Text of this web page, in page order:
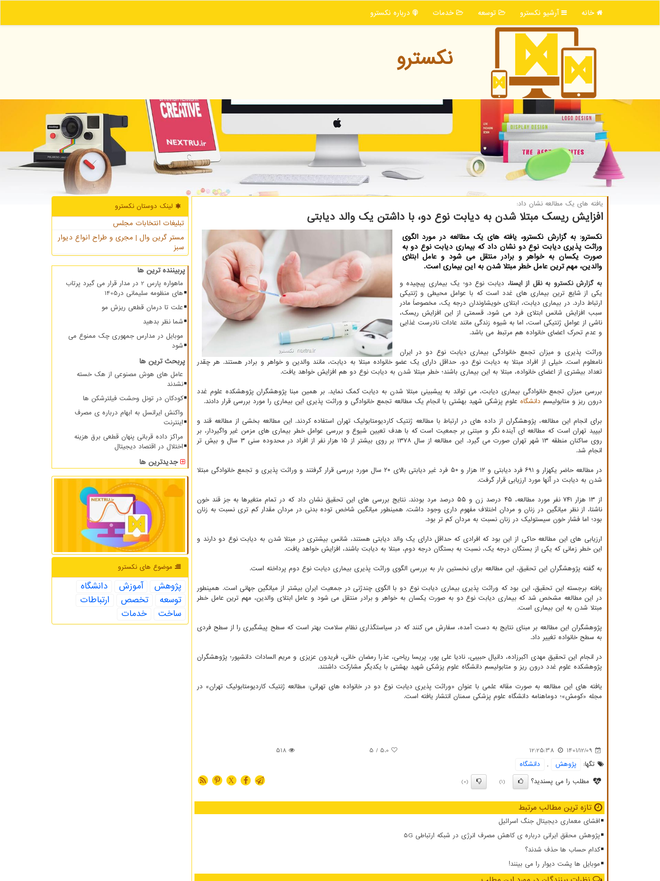
خانه آرشیو نكسترو توسعه خدمات درباره نكسترو
نكسترو
یافته های یك مطالعه نشان داد:
افزایش ریسک مبتلا شدن به دیابت نوع دو، با داشتن یک والد دیابتی
نکسترو: به گزارش نکسترو، یافته های یک مطالعه در مورد الگوی
وراثت پذیری دیابت نوع دو نشان داد که بیماری دیابت نوع دو به
صورت یکسان به خواهر و برادر منتقل می شود و عامل ابتلای
والدین، مهم ترین عامل خطر مبتلا شدن به این بیماری است.
به گزارش نکسترو به نقل از ایسنا، دیابت نوع دو؛ یک بیماری پیچیده و
یکی از شایع ترین بیماری های غدد است که با عوامل محیطی و ژنتیکی
ارتباط دارد. در بیماری دیابت، ابتلای خویشاوندان درجه یک، مخصوصاً مادر
سبب افزایش شانس ابتلای فرد می شود. قسمتی از این افزایش ریسک،
ناشی از عوامل ژنتیکی است، اما به شیوه زندگی مانند عادات نادرست غذایی
و عدم تحرک اعضای خانواده هم مرتبط می باشد.
وراثت پذیری و میزان تجمع خانوادگی بیماری دیابت نوع دو در ایران
نامعلوم است. خیلی از افراد مبتلا به دیابت نوع دو، حداقل دارای یک عضو خانواده مبتلا به دیابت، مانند والدین و خواهر و برادر هستند. هر چقدر
تعداد بیشتری از اعضای خانواده، مبتلا به این بیماری باشند؛ خطر مبتلا شدن به دیابت نوع دو هم افزایش خواهد یافت.
بررسی میزان تجمع خانوادگی بیماری دیابت، می تواند به پیشبینی مبتلا شدن به دیابت کمک نماید. بر همین مبنا پژوهشگران پژوهشکده علوم غدد
درون ریز و متابولیسم دانشگاه علوم پزشکی شهید بهشتی با انجام یک مطالعه تجمع خانوادگی و وراثت پذیری این بیماری را مورد بررسی قرار دادند.
برای انجام این مطالعه، پژوهشگران از داده های در ارتباط با مطالعه ژنتیک کاردیومتابولیک تهران استفاده کردند. این مطالعه بخشی از مطالعه قند و
لیپید تهران است که مطالعه ای آینده نگر و مبتنی بر جمعیت است که با هدف تعیین شیوع و بررسی عوامل خطر بیماری های مزمن غیر واگیردار، بر
روی ساکنان منطقه ۱۳ شهر تهران صورت می گیرد. این مطالعه از سال ۱۳۷۸ بر روی بیشتر از ۱۵ هزار نفر از افراد در محدوده سنی ۳ سال و بیش تر
انجام شد.
در مطالعه حاضر یکهزار و ۶۹۱ فرد دیابتی و ۱۲ هزار و ۵۰ فرد غیر دیابتی بالای ۲۰ سال مورد بررسی قرار گرفتند و وراثت پذیری و تجمع خانوادگی مبتلا
شدن به دیابت در آنها مورد ارزیابی قرار گرفت.
از ۱۳ هزار ۷۴۱ نفر مورد مطالعه، ۴۵ درصد زن و ۵۵ درصد مرد بودند. نتایج بررسی های این تحقیق نشان داد که در تمام متغیرها به جز قند خون
ناشتا، از نظر میانگین در زنان و مردان اختلاف مفهوم داری وجود داشت. همینطور میانگین شاخص توده بدنی در مردان مقدار کم تری نسبت به زنان
بود؛ اما فشار خون سیستولیک در زنان نسبت به مردان کم تر بود.
ارزیابی های این مطالعه حاکی از این بود که افرادی که حداقل دارای یک والد دیابتی هستند، شانس بیشتری در مبتلا شدن به دیابت نوع دو دارند و
این خطر زمانی که یکی از بستگان درجه یک، نسبت به بستگان درجه دوم، مبتلا به دیابت باشند، افزایش خواهد یافت.
به گفته پژوهشگران این تحقیق، این مطالعه برای نخستین بار به بررسی الگوی وراثت پذیری بیماری دیابت نوع دوم پرداخته است.
یافته برجسته این تحقیق، این بود که وراثت پذیری بیماری دیابت نوع دو با الگوی چندژنی در جمعیت ایران بیشتر از میانگین جهانی است. همینطور
در این مطالعه مشخص شد که بیماری دیابت نوع دو به صورت یکسان به خواهر و برادر منتقل می شود و عامل ابتلای والدین، مهم ترین عامل خطر
مبتلا شدن به این بیماری است.
پژوهشگران این مطالعه بر مبنای نتایج به دست آمده، سفارش می کنند که در سیاستگذاری نظام سلامت بهتر است که سطح پیشگیری را از سطح فردی
به سطح خانواده تغییر داد.
در انجام این تحقیق مهدی اکبرزاده، دانیال حبیبی، نادیا علی پور، پریسا ریاحی، عذرا رمضان خانی، فریدون عزیزی و مریم السادات دانشپور؛ پژوهشگران
پژوهشکده علوم غدد درون ریز و متابولیسم دانشگاه علوم پزشکی شهید بهشتی با یکدیگر مشارکت داشتند.
یافته های این مطالعه به صورت مقاله علمی با عنوان «وراثت پذیری دیابت نوع دو در خانواده های تهرانی: مطالعه ژنتیک کاردیومتابولیک تهران» در
مجله «کومش»؛ دوماهنامه دانشگاه علوم پزشکی سمنان انتشار یافته است.
1401/12/09
12:25:38
5.0
/ 5
518
تگها:
پژوهش ,
دانشگاه
مطلب را می پسندید؟
(1)
(0)
X
تازه ترین مطالب مرتبط
افشای معماری دیجیتال جنگ اسرائیل
پژوهش محقق ایرانی درباره ی کاهش مصرف انرژی در شبکه ارتباطی 5G
کدام حساب ها حذف شدند؟
موبایل ها پشت دیوار را می بینند!
لینک دوستان نكسترو
تبلیغات انتخابات مجلس
مستر گرین وال | مجری و طراح انواع دیوار
سبز
پربیننده ترین ها
ماهواره پارس 2 در مدار قرار می گیرد پرتاب
های منظومه سلیمانی در1405
علت تا درمان قطعی ریزش مو
شما نظر بدهید
موبایل در مدارس جمهوری چک ممنوع می
شود
پربحث ترین ها
عامل های هوش مصنوعی از هک خسته
نشدند
کودکان در تونل وحشت فیلترشکن ها
واکنش ایرانسل به ابهام درباره ی مصرف
اینترنت
مراکز داده قربانی پنهان قطعی برق هزینه
اختلال در اقتصاد دیجیتال
جدیدترین ها
موضوع های نكسترو
پژوهش آموزش
دانشگاه
توسعه
تخصص
ارتباطات
ساخت
خدمات